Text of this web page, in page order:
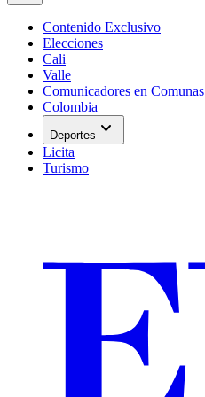
Contenido Exclusivo
Elecciones
Cali
Valle
Comunicadores en Comunas
Colombia
Deportes expand_more
Licita
Turismo